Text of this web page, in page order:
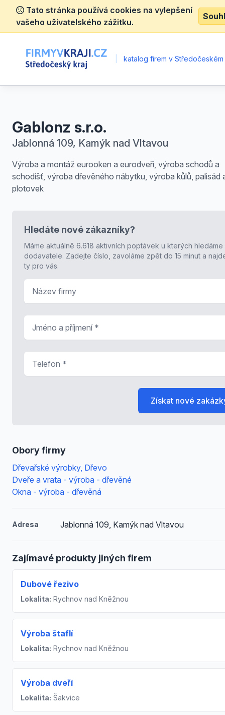
Tato stránka používá cookies na vylepšení
vašeho uživatelského zážitku.
katalog firem v Středočeském
Gablonz s.r.o.
Jablonná 109, Kamýk nad Vltavou
Výroba a montáž eurooken a eurodveří, výroba schodů a
schodišť, výroba dřevěného nábytku, výroba kůlů, palisád
plotovek
Obory firmy
Dřevařské výrobky, Dřevo
Dveře a vrata - výroba - dřevěné
Okna - výroba - dřevěná
Adresa Jablonná 109, Kamýk nad Vltavou
Zajímavé produkty jiných firem
Dubové řezivo
Lokalita: Rychnov nad Kněžnou
Výroba štaflí
Lokalita: Rychnov nad Kněžnou
Výroba dveří
Lokalita: Šakvice
Hledáte nové zákazníky?
Máme aktuálně 6.618 aktivních poptávek u kterých hledáme
dodavatele. Zadejte číslo, zavoláme zpět do 15 minut a
ty pro vás.
Získat nové